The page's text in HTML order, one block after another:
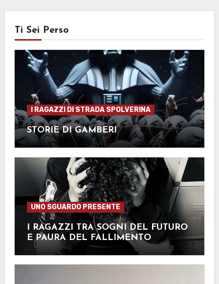
Ti Sei Perso
I RAGAZZI DI STRADA SPOLVERINA
STORIE DI GAMBERI
UNO SGUARDO PRESENTE
I RAGAZZI TRA SOGNI DEL FUTURO
E PAURA DEL FALLIMENTO